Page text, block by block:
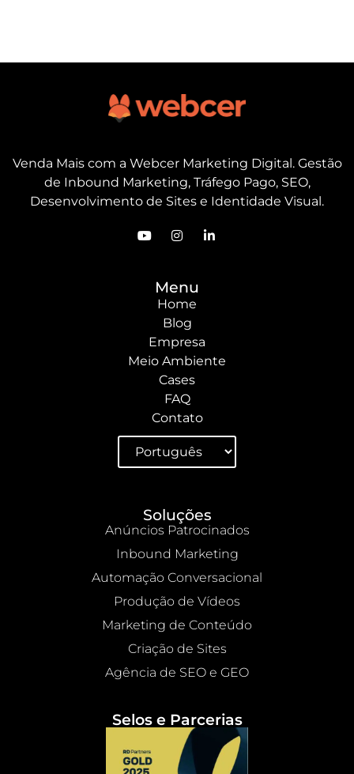
Venda Mais com a Webcer Marketing Digital. Gestão
de Inbound Marketing, Tráfego Pago, SEO,
Desenvolvimento de Sites e Identidade Visual.
Menu
Home
Blog
Empresa
Meio Ambiente
Cases
FAQ
Contato
Soluções
Anúncios Patrocinados
Inbound Marketing
Automação Conversacional
Produção de Vídeos
Marketing de Conteúdo
Criação de Sites
Agência de SEO e GEO
Selos e Parcerias